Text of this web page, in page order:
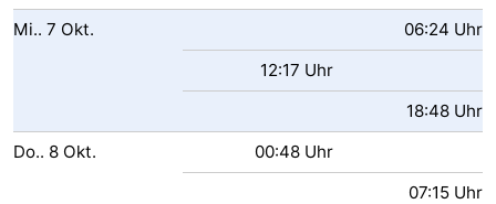
Mi.. 7 Okt.
06:24 Uhr
12:17 Uhr
18:48 Uhr
Do.. 8 Okt.
00:48 Uhr
07:15 Uhr